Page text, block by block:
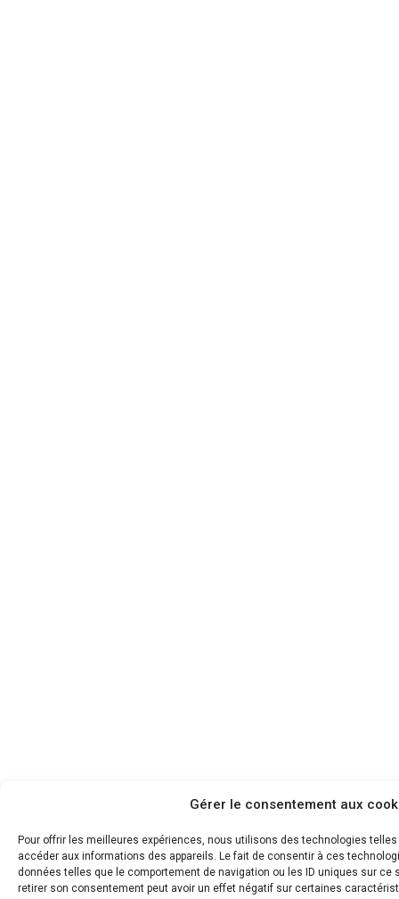
Gérer le consentement aux
Pour offrir les meilleures expériences, nous utilisons des technologies
accéder aux informations des appareils. Le fait de consentir à ces
données telles que le comportement de navigation ou les ID uniques sur ce
retirer son consentement peut avoir un effet négatif sur certaines